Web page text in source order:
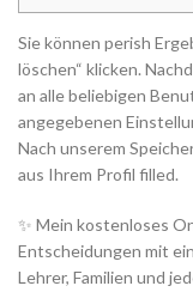
Sie können perish
löschen“ klicken.
an alle beliebigen
angegebenen
Nach unserem
aus Ihrem Profil filled.
✨ Mein kostenloses
Entscheidungen mit
Lehrer, Familien und